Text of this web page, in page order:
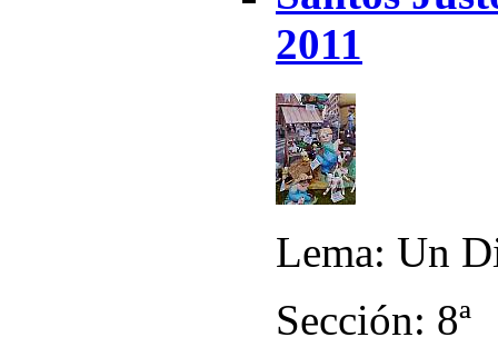
2011
Lema: Un
Sección: 8ª